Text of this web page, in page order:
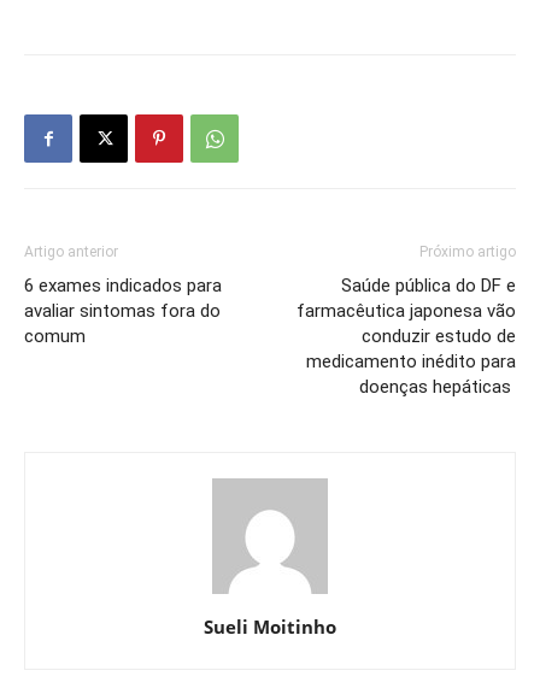
Artigo anterior
6 exames indicados para
avaliar sintomas fora do
comum
Próximo artigo
Saúde pública do DF e
farmacêutica japonesa vão
conduzir estudo de
medicamento inédito para
doenças hepáticas
Sueli Moitinho